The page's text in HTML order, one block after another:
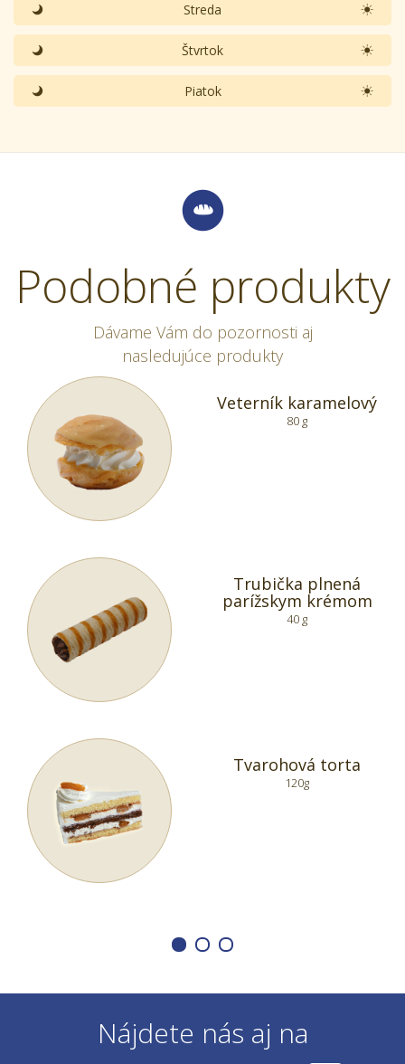
Streda
Štvrtok
Piatok
Podobné produkty
Dávame Vám do pozornosti aj
nasledujúce produkty
Veterník karamelový
80 g
Trubička plnená
parížskym krémom
40 g
Tvarohová torta
120g
Nájdete nás aj na